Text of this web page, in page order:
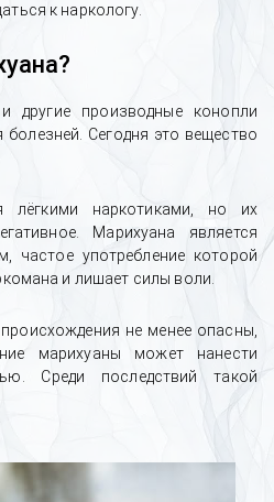
к наркологу.
другие производные конопли
Сегодня это вещество
лёгкими наркотиками, но их
Марихуана является
частое употребление которой
и лишает силы воли.
не менее опасны,
марихуаны может нанести
Среди последствий такой